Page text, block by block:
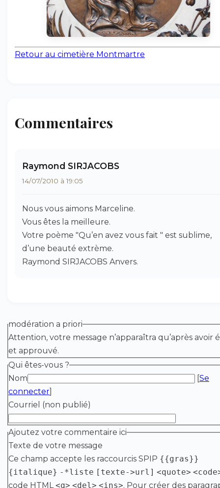
Retour au cimetière Montmartre
Commentaires
Raymond SIRJACOBS
14/07/2010 à 19:05
Nous vous aimons Marceline.
Vous êtes la meilleure.
Votre poème "Qu’en avez vous fait " est sublime,
d’une beauté extrème.
Raymond SIRJACOBS Anvers.
modération a priori
Attention, votre message n’apparaîtra qu’après avoir
et approuvé.
Qui êtes-vous ?
Nom
[Se
connecter]
Courriel (non publié)
Ajoutez votre commentaire ici
Texte de votre message
Ce champ accepte les raccourcis SPIP {{gras}}
{italique} -*liste [texte->url] <quote>
code HTML<q> <del> <ins>. Pour créer des